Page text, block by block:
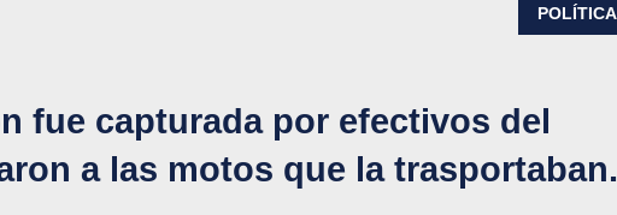
POLÍTICA
fue capturada por efectivos del
a las motos que la trasportaban.